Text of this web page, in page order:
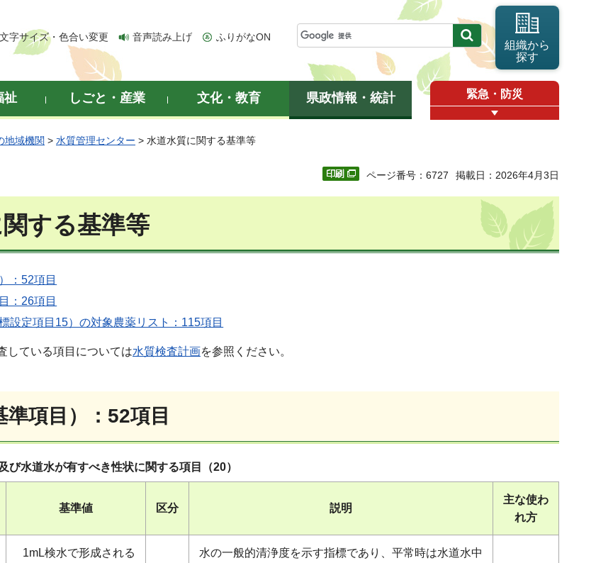
文字サイズ・色合い変更 音声読み上げ ふりがなON
組織から
探す
祉 しごと・産業 文化・教育 県政情報・統計 緊急・防災
地域機関 > 水質管理センター > 水道水質に関する基準等
ページ番号：6727 掲載日：2026年4月3日
する基準等
：52項目
：26項目
設定項目15）の対象農薬リスト：115項目
ている項目については水質検査計画を参照ください。
準項目）：52項目
び水道水が有すべき性状に関する項目（20）
基準値 区分 説明
主な使わ
れ方
1mL検水で形成される
水の一般的清浄度を示す指標であり、平常時は水道水中